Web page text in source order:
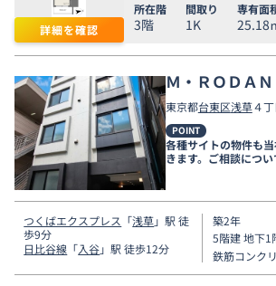
詳細を確認
所在階
3階
間取り
1K
専有面
25.18
Ｍ・ＲＯＤＡＮ
東京都台東区浅草４
POINT
各種サイトの物件も
きます。ご相談につい
つくばエクスプレス 「浅草」駅 徒
歩9分
日比谷線 「入谷」駅 徒歩12分
築2年
5階建 地下1
鉄筋コンク